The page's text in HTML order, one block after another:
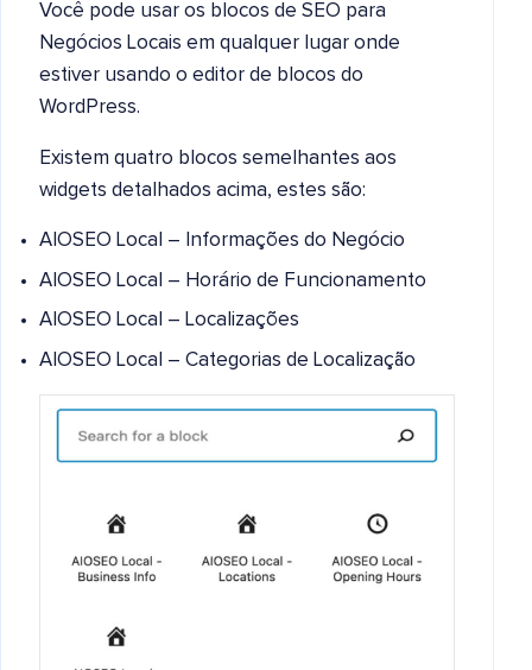
Você pode usar os blocos de SEO para
Negócios Locais em qualquer lugar onde
estiver usando o editor de blocos do
WordPress.
Existem quatro blocos semelhantes aos
widgets detalhados acima, estes são:
AIOSEO Local – Informações do Negócio
AIOSEO Local – Horário de Funcionamento
AIOSEO Local – Localizações
AIOSEO Local – Categorias de Localização